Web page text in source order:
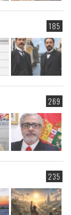
185
269
235